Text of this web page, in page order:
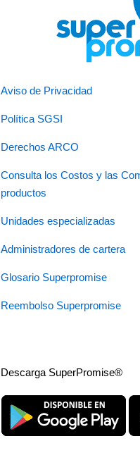
Aviso de Privacidad
Política SGSI
Derechos ARCO
Consulta los Costos y las
productos
Unidades especializadas
Administradores de cartera
Glosario Superpromise
Reembolso Superpromise
Descarga SuperPromise®